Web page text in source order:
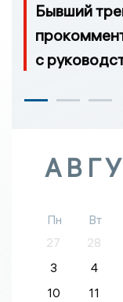
Бывший
с
Пн Вт
27
28
3
4
10
11